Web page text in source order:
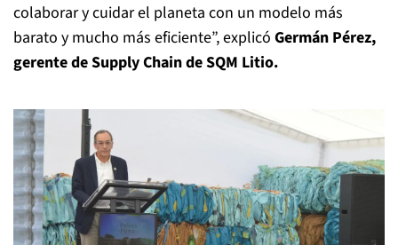
colaborar y cuidar el planeta con un modelo más
barato y mucho más eficiente”, explicó Germán Pérez,
gerente de Supply Chain de SQM Litio.